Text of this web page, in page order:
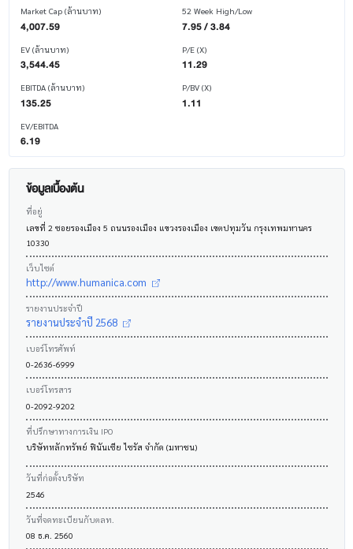
Market Cap (ล้านบาท)
4,007.59
EV (ล้านบาท)
3,544.45
EBITDA (ล้านบาท)
135.25
EV/EBITDA
6.19
52 Week High/Low
7.95 / 3.84
P/E (X)
11.29
P/BV (X)
1.11
ข้อมูลเบื้องต้น
ที่อยู่
เลขที่ 2 ซอยรองเมือง 5 ถนนรองเมือง แขวงรองเมือง เขตปทุมวัน กรุงเทพมหานคร
10330
เว็บไซต์
http://www.humanica.com
รายงานประจำปี
รายงานประจำปี 2568
เบอร์โทรศัพท์
0-2636-6999
เบอร์โทรสาร
0-2092-9202
ที่ปรึกษาทางการเงิน IPO
บริษัทหลักทรัพย์ ฟินันเซีย ไซรัส จำกัด (มหาชน)
วันที่ก่อตั้งบริษัท
2546
วันที่จดทะเบียนกับตลท.
08 ธ.ค. 2560